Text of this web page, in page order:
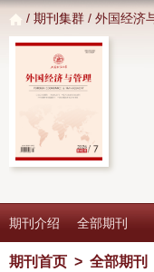
/ 期刊集群 / 外国经济
期刊介绍 全部期刊
期刊首页 > 全部期刊